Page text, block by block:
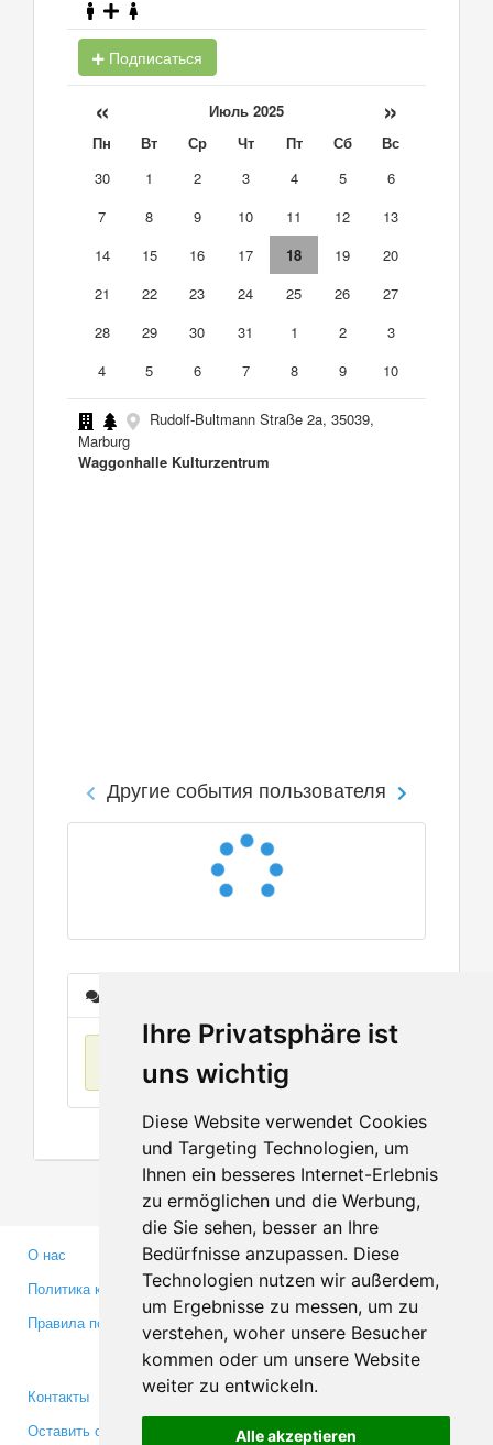
Ihre Privatsphäre ist
uns wichtig
Diese Website verwendet Cookies
und Targeting Technologien, um
Ihnen ein besseres Internet-Erlebnis
zu ermöglichen und die Werbung,
die Sie sehen, besser an Ihre
Bedürfnisse anzupassen. Diese
Technologien nutzen wir außerdem,
um Ergebnisse zu messen, um zu
verstehen, woher unsere Besucher
kommen oder um unsere Website
weiter zu entwickeln.
Alle akzeptieren
Подписаться
« Июль 2025 »
Пн Вт Ср Чт Пт Сб
Вс
30
1 2 3 4 5
6
7
8 9 10 11 12
13
14
15 16 17 18 19
20
21
22 23 24 25 26
27
28
29 30 31 1 2
3
4
5 6 7 8 9 10
Rudolf-Bultmann Straße 2a, 35039,
Marburg
Waggonhalle Kulturzentrum
Другие события пользователя
О нас
Политика конфиденциальности
Правила пользования
Партнерам
Инвесторам
Медиа
Контакты
Оставить отзыв
Facebook
Twitter